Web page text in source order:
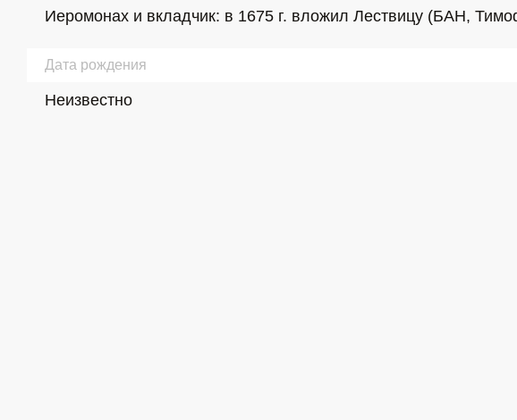
Иеромонах и вкладчик: в 1675 г. вложил Лествицу (БАН,
Дата рождения
Неизвестно